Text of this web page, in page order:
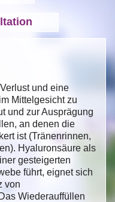
und eine
Mittelgesicht zu
und zur Ausprägung
an denen die
ist (Tränenrinnen,
Hyaluronsäure als
gesteigerten
führt, eignet sich
von
Wiederauffüllen